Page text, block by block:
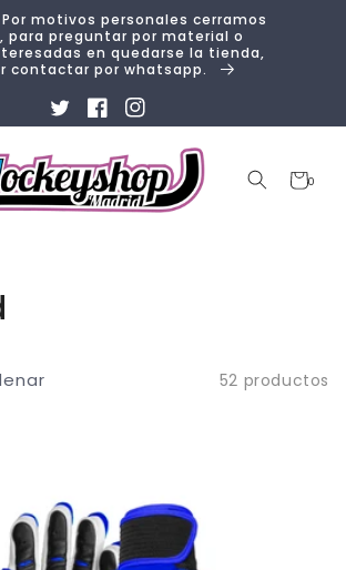
Por motivos personales cerramos
para preguntar por material o
en quedarse la tienda,
contactar por whatsapp.
TwitterFacebookInstagram
Carrito
0
0
artículos
52 productos